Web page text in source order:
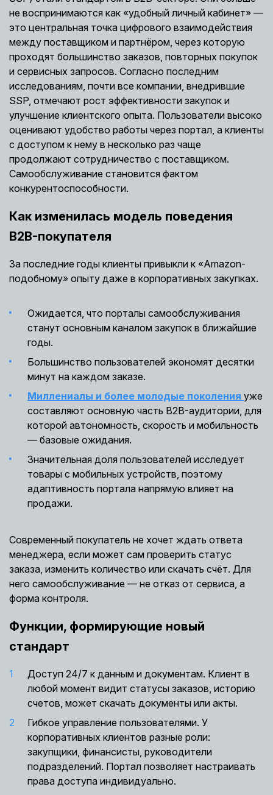
не воспринимаются как «удобный личный кабинет» —
это центральная точка цифрового взаимодействия
между поставщиком и партнёром, через которую
проходят большинство заказов, повторных покупок
и сервисных запросов. Согласно последним
исследованиям, почти все компании, внедрившие
SSP, отмечают рост эффективности закупок и
улучшение клиентского опыта. Пользователи высоко
оценивают удобство работы через портал, а клиенты
с доступом к нему в несколько раз чаще
продолжают сотрудничество с поставщиком.
Самообслуживание становится фактом
конкурентоспособности.
Как изменилась модель поведения
B2B-покупателя
За последние годы клиенты привыкли к «Amazon-
подобному» опыту даже в корпоративных закупках.
Ожидается, что порталы самообслуживания
станут основным каналом закупок в ближайшие
годы.
Большинство пользователей экономят десятки
минут на каждом заказе.
Миллениалы и более молодые поколения уже
составляют основную часть B2B-аудитории, для
которой автономность, скорость и мобильность
— базовые ожидания.
Значительная доля пользователей исследует
товары с мобильных устройств, поэтому
адаптивность портала напрямую влияет на
продажи.
Современный покупатель не хочет ждать ответа
менеджера, если может сам проверить статус
заказа, изменить количество или скачать счёт. Для
него самообслуживание — не отказ от сервиса, а
форма контроля.
Функции, формирующие новый
стандарт
Доступ 24/7 к данным и документам. Клиент в
любой момент видит статусы заказов, историю
счетов, может скачать документы или акты.
Гибкое управление пользователями. У
корпоративных клиентов разные роли:
закупщики, финансисты, руководители
подразделений. Портал позволяет настраивать
права доступа индивидуально.